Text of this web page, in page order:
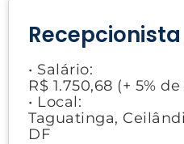
• Salário:
R$ 1.750,68 (+ 5%
• Local:
Taguatinga,
DF